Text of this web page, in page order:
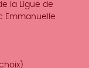
la Ligue de
Emmanuelle